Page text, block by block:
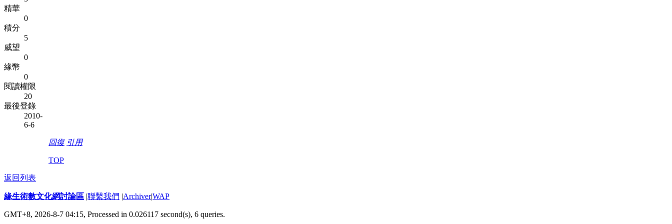
精華
0
積分
5
威望
0
緣幣
0
閱讀權限
20
最後登錄
2010-
6-6
回復 引用
TOP
返回列表
緣生術數文化網討論區 |聯繫我們 |Archiver|WAP
GMT+8, 2026-8-7 04:15, Processed in 0.026117 second(s), 6 queries.